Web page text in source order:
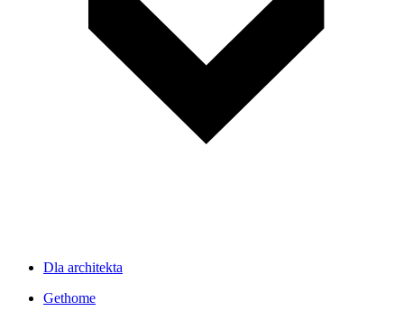
Dla architekta
Gethome